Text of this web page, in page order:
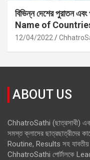
বিভিন্ন দেশের পুরাতন
Name of
12/04/2022
ABOUT US
ChhatroSathi (ছাত্রসাথী)
সমস্ত ক্লাসের
Routine, Results সহ যাবতীয়
ChhatroSathi পোর্টালকে